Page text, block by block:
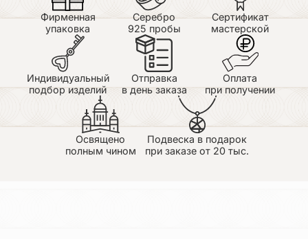
Фирменная
упаковка
Серебро
925 пробы
Сертификат
мастерской
Индивидуальный
подбор изделий
Отправка
в день заказа
Оплата
при получении
Освящено
полным чином
Подвеска в подарок
при заказе от 20 тыс.